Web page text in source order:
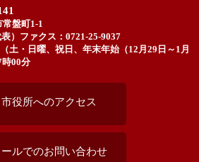
盤町1-1
） ファクス：0721-25-9037
土・日曜、祝日、年末年始（12月29日～1月
00分
市役所へのアクセス
ールでのお問い合わせ